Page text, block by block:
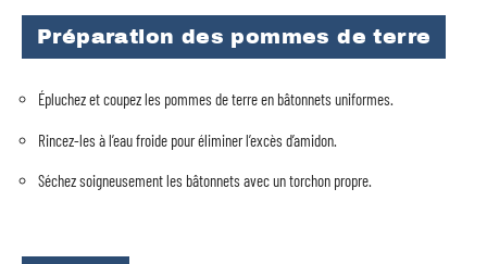
Préparation des pommes de terre
Épluchez et coupez les pommes de terre en bâtonnets uniformes.
Rincez-les à l’eau froide pour éliminer l’excès d’amidon.
Séchez soigneusement les bâtonnets avec un torchon propre.